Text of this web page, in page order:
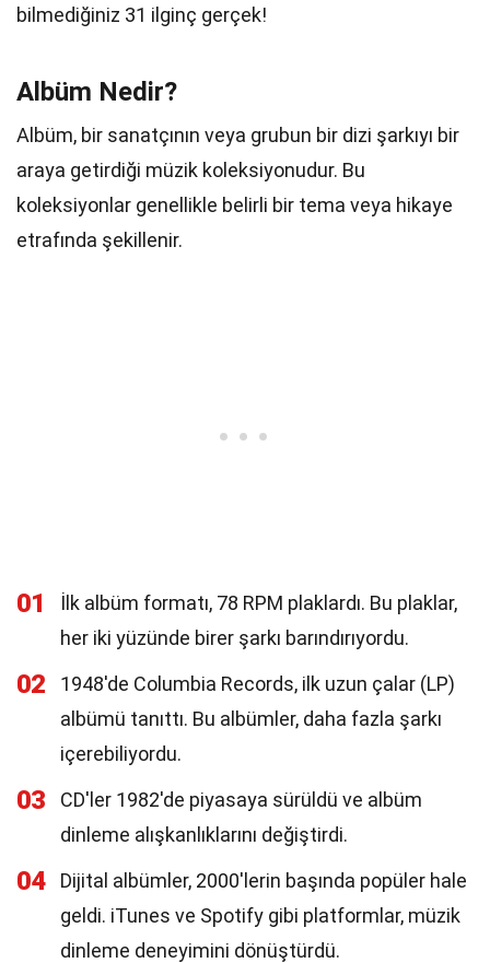
bilmediğiniz 31 ilginç gerçek!
Albüm Nedir?
Albüm, bir sanatçının veya grubun bir dizi şarkıyı bir
araya getirdiği müzik koleksiyonudur. Bu
koleksiyonlar genellikle belirli bir tema veya hikaye
etrafında şekillenir.
01
İlk albüm formatı, 78 RPM plaklardı. Bu plaklar,
her iki yüzünde birer şarkı barındırıyordu.
02
1948'de Columbia Records, ilk uzun çalar (LP)
albümü tanıttı. Bu albümler, daha fazla şarkı
içerebiliyordu.
03
CD'ler 1982'de piyasaya sürüldü ve albüm
dinleme alışkanlıklarını değiştirdi.
04
Dijital albümler, 2000'lerin başında popüler hale
geldi. iTunes ve Spotify gibi platformlar, müzik
dinleme deneyimini dönüştürdü.